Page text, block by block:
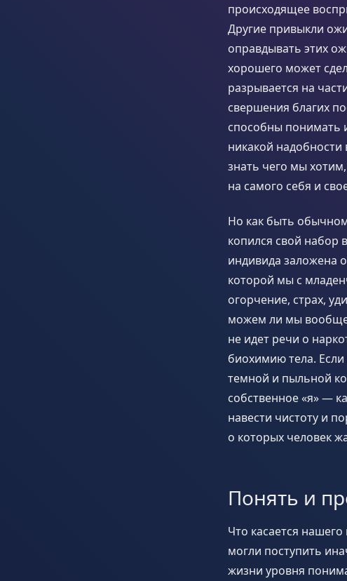
происходящее
Другие привыкли
оправдывать этих
хорошего может
разрывается на
свершения благих
способны понимать
никакой надобности
знать чего мы
на самого себя и
Но как быть
копился свой набор
индивида заложена
которой мы с
огорчение, страх,
можем ли мы вообще
не идет речи о
биохимию тела. Если
темной и пыльной
собственное «я» —
навести чистоту и
о которых человек
Понять и
Что касается
могли поступить
жизни уровня